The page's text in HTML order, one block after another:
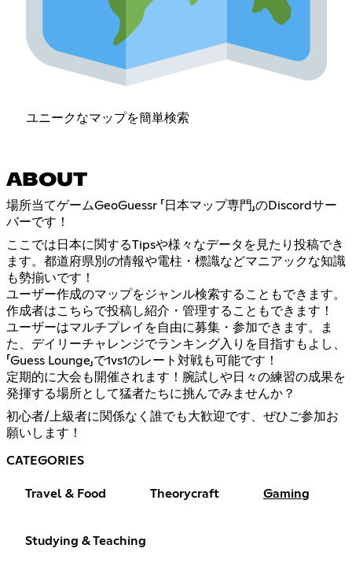
ユニークなマップを簡単検索
ABOUT
場所当てゲームGeoGuessr 「日本マップ専門」のDiscordサー
バーです！
ここでは日本に関するTipsや様々なデータを見たり投稿でき
ます。都道府県別の情報や電柱・標識などマニアックな知識
も勢揃いです！
ユーザー作成のマップをジャンル検索することもできます。
作成者はこちらで投稿し紹介・管理することもできます！
ユーザーはマルチプレイを自由に募集・参加できます。ま
た、デイリーチャレンジでランキング入りを目指すもよし、
「Guess Lounge」で1vs1のレート対戦も可能です！
定期的に大会も開催されます！腕試しや日々の練習の成果を
発揮する場所として猛者たちに挑んでみませんか？
初心者/上級者に関係なく誰でも大歓迎です、ぜひご参加お
願いします！
CATEGORIES
Travel & Food Theorycraft Gaming
Studying & Teaching